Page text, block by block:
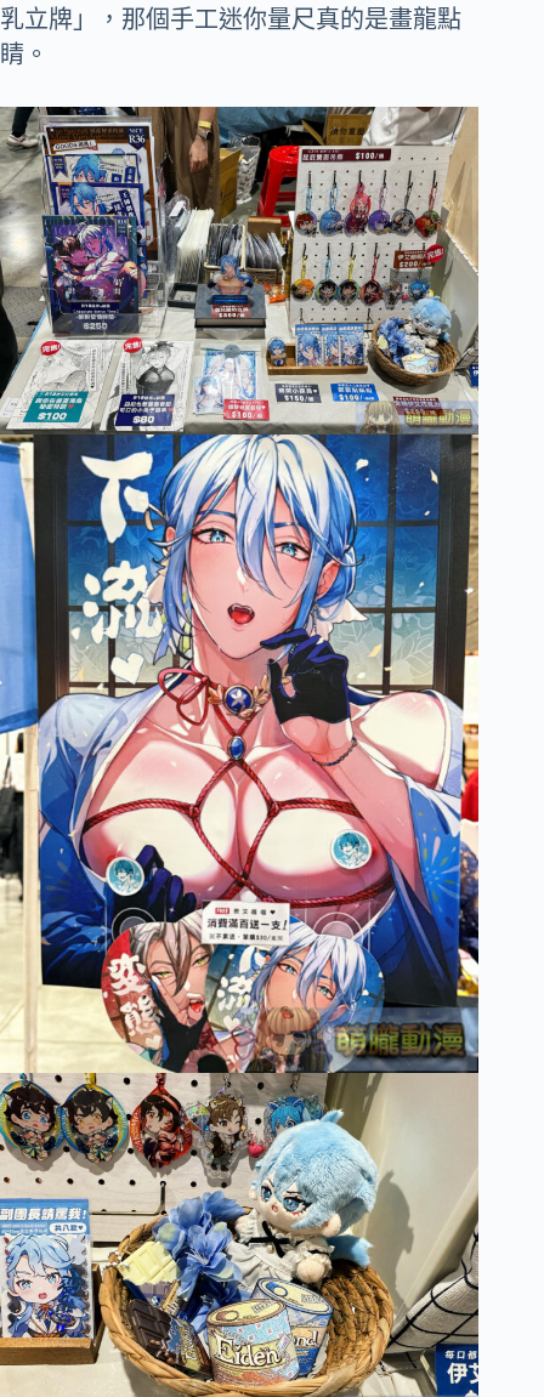
乳立牌」，那個手工迷你量尺真的是畫龍點
睛。